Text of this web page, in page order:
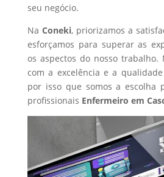
seu negócio.
Na Coneki, priorizamos a
esforçamos para superar as
os aspectos do nosso trabalho.
com a excelência e a
por isso que somos a escolha
profissionais Enfermeiro em